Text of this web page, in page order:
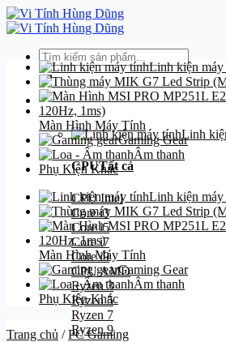
Bỏ
qua
dung
Tìm
kiếm:
Danh mục
Linh
CPUTất cả
CPU Intel
Core i3
Core i5
Core i7
Core i9
CPU AMD
Ryzen 3
Ryzen 5
Ryzen 7
Ryzen 9
Linh kiện máy
Màn Hình Máy Tính
Gaming Gear
Âm thanh
Phụ Kiện Khác
Linh kiện máy
Màn Hình Máy Tính
Gaming Gear
Âm thanh
Phụ Kiện Khác
Trang chủ / PC Gaming